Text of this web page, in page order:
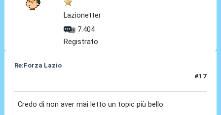
Lazionetter
7.404
Registrato
Re:Forza Lazio
#17
Credo di non aver mai letto un topic più bello.